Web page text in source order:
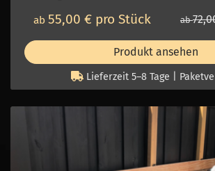
ab 55,00 € pro Stück ab
Produkt ansehen
Lieferzeit 5–8 Tage |